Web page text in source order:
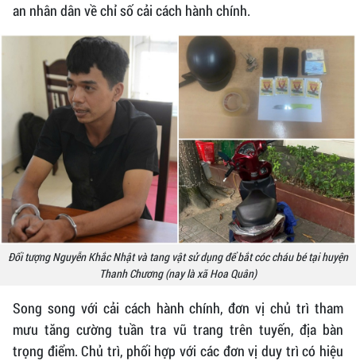
an nhân dân về chỉ số cải cách hành chính.
Đối tượng Nguyễn Khắc Nhật và tang vật sử dụng để bắt cóc cháu bé tại huyện
Thanh Chương (nay là xã Hoa Quân)
Song song với cải cách hành chính, đơn vị chủ trì tham
mưu tăng cường tuần tra vũ trang trên tuyến, địa bàn
trọng điểm. Chủ trì, phối hợp với các đơn vị duy trì có hiệu